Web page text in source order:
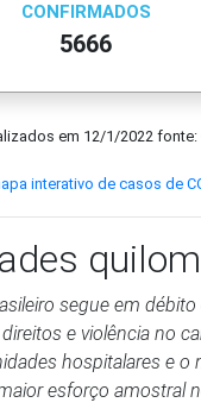
CONFIRMADOS
5666
em 12/1/2022fonte:
interativo de casos de
segue em
e violência no
hospitalares e
esforço